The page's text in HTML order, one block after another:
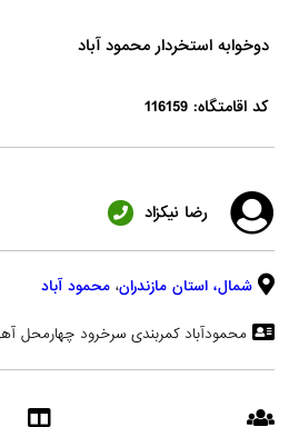
دوخوابه استخردار محمود آباد
کد اقامتگاه: 116159
رضا نیکزاد
شمال، استان مازندران، محمود آباد
محمودآباد کمربندی سرخرود چهارمحل